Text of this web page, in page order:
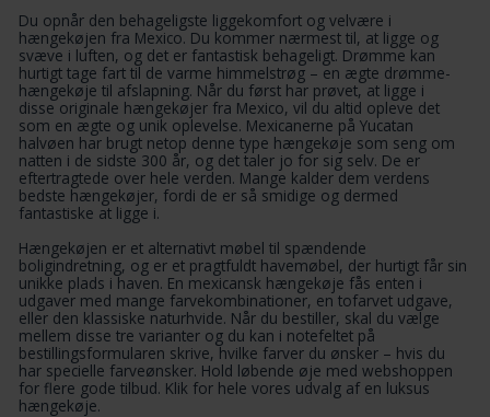
Du opnår den behageligste liggekomfort og velvære i
hængekøjen fra Mexico. Du kommer nærmest til, at ligge og
svæve i luften, og det er fantastisk behageligt. Drømme kan
hurtigt tage fart til de varme himmelstrøg – en ægte drømme-
hængekøje til afslapning. Når du først har prøvet, at ligge i
disse originale hængekøjer fra Mexico, vil du altid opleve det
som en ægte og unik oplevelse. Mexicanerne på Yucatan
halvøen har brugt netop denne type hængekøje som seng om
natten i de sidste 300 år, og det taler jo for sig selv. De er
eftertragtede over hele verden. Mange kalder dem verdens
bedste hængekøjer, fordi de er så smidige og dermed
fantastiske at ligge i.
Hængekøjen er et alternativt møbel til spændende
boligindretning, og er et pragtfuldt havemøbel, der hurtigt får sin
unikke plads i haven. En mexicansk hængekøje fås enten i
udgaver med mange farvekombinationer, en tofarvet udgave,
eller den klassiske naturhvide. Når du bestiller, skal du vælge
mellem disse tre varianter og du kan i notefeltet på
bestillingsformularen skrive, hvilke farver du ønsker – hvis du
har specielle farveønsker. Hold løbende øje med webshoppen
for flere gode tilbud. Klik for hele vores udvalg af en luksus
hængekøje.